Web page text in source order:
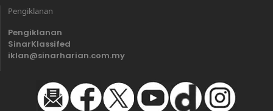
Pengiklanan
Pengiklanan
SinarKlassifed
iklan@sinarharian.com.my